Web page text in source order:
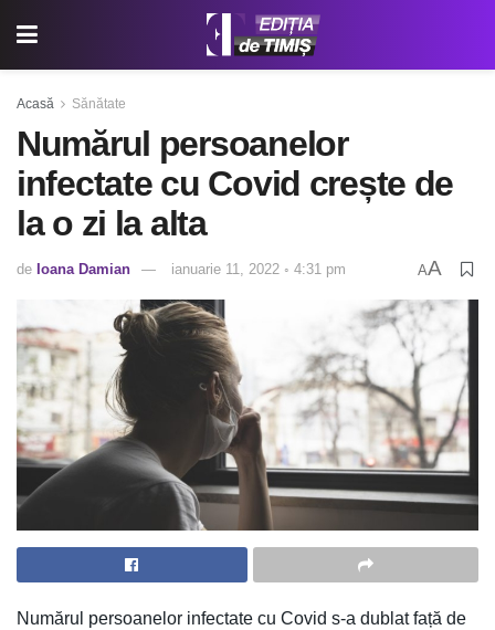
Acasă Sănătate
Numărul persoanelor
infectate cu Covid crește de
la o zi la alta
de Ioana Damian ianuarie 11, 2022 ◦ 4:31 pm AA
Numărul persoanelor infectate cu Covid s-a dublat față de